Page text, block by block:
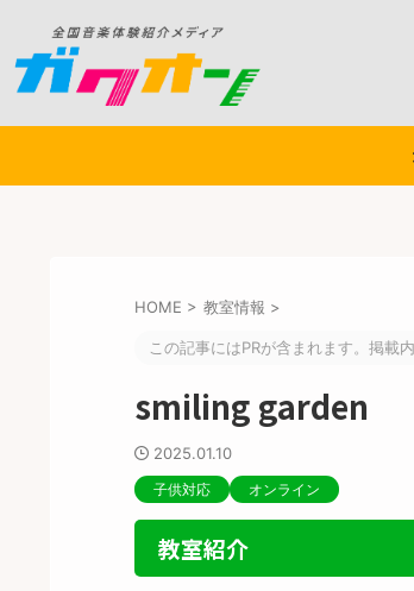
HOME > 教室情報 >
この記事にはPRが含まれます。掲載
smiling garden
2025.01.10
子供対応 オンライン
教室紹介